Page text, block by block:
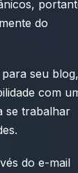
do
seu blog,
com
se trabalhar
do e-mail